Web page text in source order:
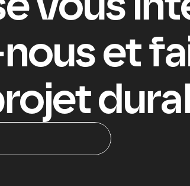
et
?
meet !